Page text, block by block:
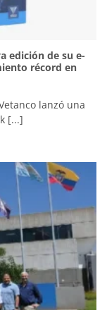
edición de su e-
récord en
lanzó una
[...]